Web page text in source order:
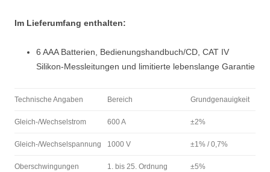
Im Lieferumfang enthalten:
6 AAA Batterien, Bedienungshandbuch/CD, CAT IV
Silikon-Messleitungen und limitierte lebenslange Garantie
Technische Angaben Bereich Grundgenauigkeit
Gleich-/Wechselstrom 600 A ±2%
Gleich-/Wechselspannung 1000 V ±1% / 0,7%
Oberschwingungen 1. bis 25. Ordnung ±5%